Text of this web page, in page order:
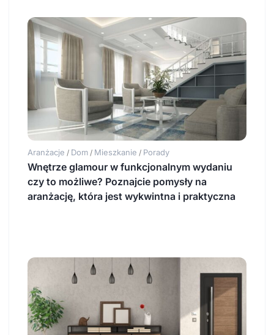
Aranżacje / Dom / Mieszkanie / Porady
Wnętrze glamour w funkcjonalnym wydaniu
czy to możliwe? Poznajcie pomysły na
aranżację, która jest wykwintna i praktyczna